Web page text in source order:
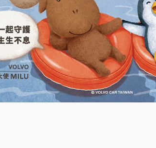
多個願望一次滿足 超強散熱 微星 MSI Claw
一吸完美對位 擁有超強吸力與超好用的隱磁
OPPO 哈蘇 300mm 專業增距鏡實測：Find
Motorola edge 70 pro 及 moto g37 power上
近八千元的 Soundcore Liberty 5 Pro Max，
ASUS Pad 全面應援 Me Time，加碼愛奇藝